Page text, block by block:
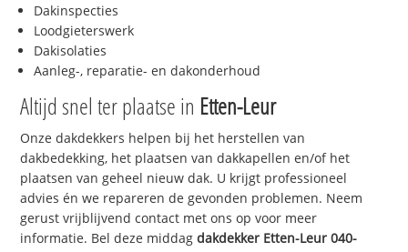
Dakinspecties
Loodgieterswerk
Dakisolaties
Aanleg-, reparatie- en dakonderhoud
Altijd snel ter plaatse in Etten-Leur
Onze dakdekkers helpen bij het herstellen van
dakbedekking, het plaatsen van dakkapellen en/of het
plaatsen van geheel nieuw dak. U krijgt professioneel
advies én we repareren de gevonden problemen. Neem
gerust vrijblijvend contact met ons op voor meer
informatie. Bel deze middagdakdekker Etten-Leur 040-